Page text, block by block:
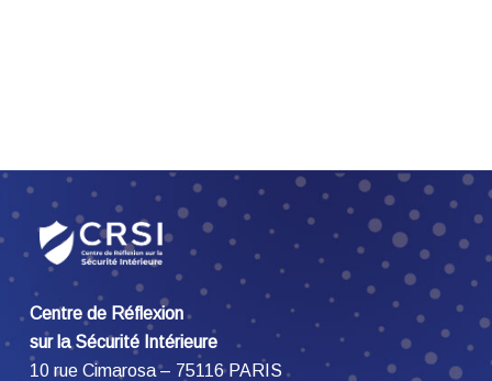
Centre de Réflexion
sur la Sécurité Intérieure
10 rue Cimarosa – 75116 PARIS